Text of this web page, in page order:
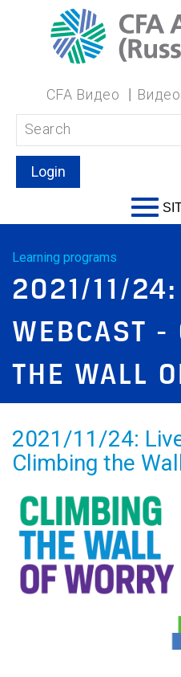
CFA Видео
Login
Learning programs
2021/11/24:
WEBCAST -
THE WALL
2021/11/24:
Climbing the